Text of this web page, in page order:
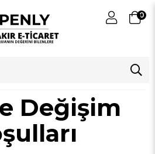
0
Değişim